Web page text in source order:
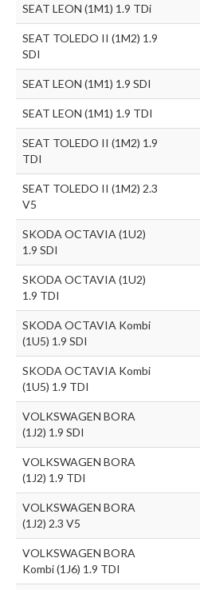
SEAT LEON (1M1) 1.9 TDi
SEAT TOLEDO II (1M2) 1.9
SDI
SEAT LEON (1M1) 1.9 SDI
SEAT LEON (1M1) 1.9 TDI
SEAT TOLEDO II (1M2) 1.9
TDI
SEAT TOLEDO II (1M2) 2.3
V5
SKODA OCTAVIA (1U2)
1.9 SDI
SKODA OCTAVIA (1U2)
1.9 TDI
SKODA OCTAVIA Kombi
(1U5) 1.9 SDI
SKODA OCTAVIA Kombi
(1U5) 1.9 TDI
VOLKSWAGEN BORA
(1J2) 1.9 SDI
VOLKSWAGEN BORA
(1J2) 1.9 TDI
VOLKSWAGEN BORA
(1J2) 2.3 V5
VOLKSWAGEN BORA
Kombi (1J6) 1.9 TDI